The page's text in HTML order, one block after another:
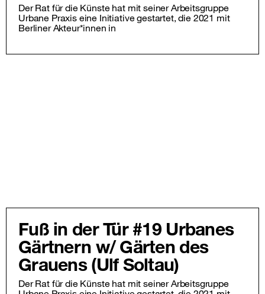
Der Rat für die Künste hat mit seiner Arbeitsgruppe
Urbane Praxis eine Initiative gestartet, die 2021 mit
Berliner Akteur*innen in
Fuß in der Tür #19 Urbanes
Gärtnern w/ Gärten des
Grauens (Ulf Soltau)
Der Rat für die Künste hat mit seiner Arbeitsgruppe